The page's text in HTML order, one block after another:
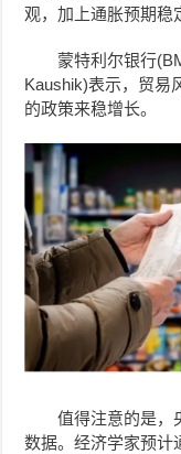
观，加上通胀预期稳
蒙特利尔银行
Kaushik)表示，贸易
的政策来稳增长。
值得注意的是，
数据。经济学家预计